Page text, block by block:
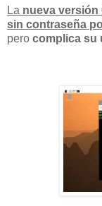
La nueva versión
sin contraseña
pero complica su